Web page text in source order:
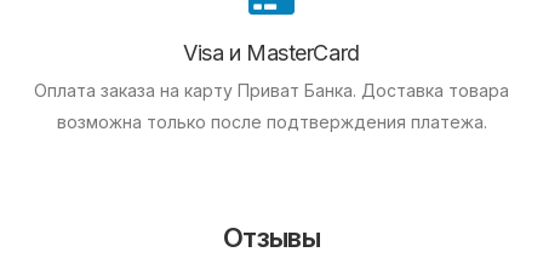
Visa и MasterCard
Оплата заказа на карту Приват Банка. Доставка товара
возможна только после подтверждения платежа.
Отзывы